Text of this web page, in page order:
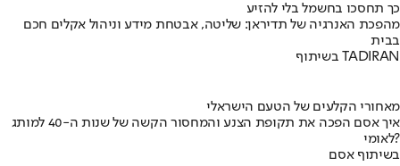
כך תחסכו בחשמל בלי להזיע
מהפכת האנרגיה של תדיראן: שליטה, אבטחת מידע וניהול אקלים חכם
בבית
בשיתוף TADIRAN
מאחורי הקלעים של הטעם הישראלי
איך אסם הפכה את תקופת הצנע והמחסור הקשה של שנות ה-40 למותג
לאומי?
בשיתוף אסם